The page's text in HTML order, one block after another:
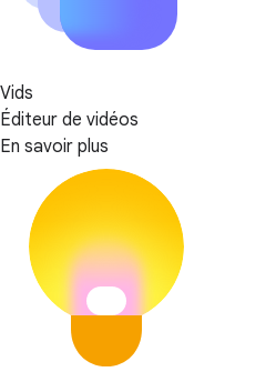
Vids
Éditeur de vidéos
En savoir plus